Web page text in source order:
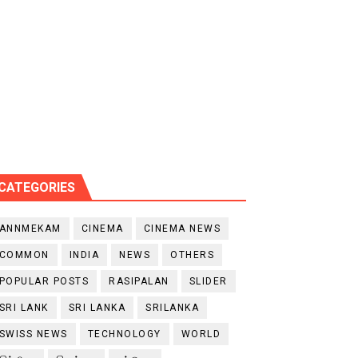
ANNMEKAM CINEMA CINEMA NEWS
COMMON INDIA NEWS OTHERS
POPULAR POSTS RASIPALAN SLIDER
SRI LANK SRI LANKA SRILANKA
SWISS NEWS TECHNOLOGY WORLD